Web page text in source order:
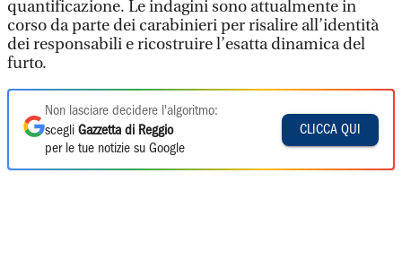
quantificazione. Le indagini sono attualmente in
corso da parte dei carabinieri per risalire all’identità
dei responsabili e ricostruire l’esatta dinamica del
furto.
Non lasciare decidere l'algoritmo:
scegli Gazzetta di Reggio
per le tue notizie su Google
CLICCA QUI